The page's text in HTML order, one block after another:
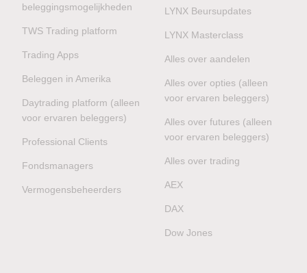
beleggingsmogelijkheden
TWS Trading platform
Trading Apps
Beleggen in Amerika
Daytrading platform (alleen
voor ervaren beleggers)
Professional Clients
Fondsmanagers
Vermogensbeheerders
LYNX Beursupdates
LYNX Masterclass
Alles over aandelen
Alles over opties (alleen
voor ervaren beleggers)
Alles over futures (alleen
voor ervaren beleggers)
Alles over trading
AEX
DAX
Dow Jones